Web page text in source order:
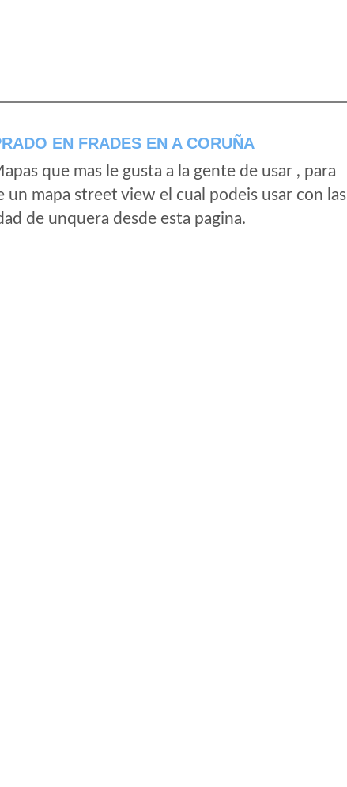
EN FRADES EN A CORUÑA
que mas le gusta a la gente de usar , para
mapa street view el cual podeis usar con las
de unquera desde esta pagina.